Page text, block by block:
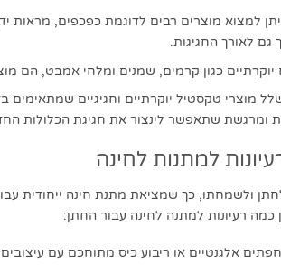
למצוא מוצרים רבים לדוגמת כפכפים, מראות
גם לאורך החגיגות.
יוקרתיים כגון קרמים, שמנים ומלחי אמבט, הם
מוצרי טקסטיל יוקרתיים וחגיגיים
ומרגשת שתאפשר לינצור את חגיגת הכלולות
למתנות לחינה
ולשמחתו, כך שמציאת מתנת חינה ייחודית
רעיונות למתנה לחינה עבור החתן:
אלגנטיים או ריבוע כיס מתוחכם עם